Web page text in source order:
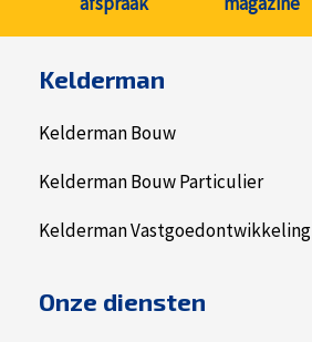
Kelderman
Kelderman Bouw
Kelderman Bouw Particulier
Kelderman Vastgoedontwikkeling
Onze diensten